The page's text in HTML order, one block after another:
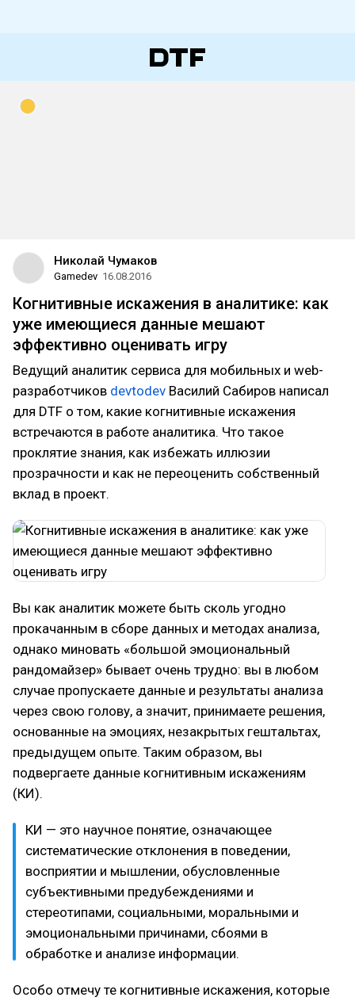
Николай Чумаков
Gamedev 16.08.2016
Когнитивные искажения в аналитике: как
уже имеющиеся данные мешают
эффективно оценивать игру
Ведущий аналитик сервиса для мобильных и web-
разработчиков devtodev Василий Сабиров написал
для DTF о том, какие когнитивные искажения
встречаются в работе аналитика. Что такое
проклятие знания, как избежать иллюзии
прозрачности и как не переоценить собственный
вклад в проект.
Вы как аналитик можете быть сколь угодно
прокачанным в сборе данных и методах анализа,
однако миновать «большой эмоциональный
рандомайзер» бывает очень трудно: вы в любом
случае пропускаете данные и результаты анализа
через свою голову, а значит, принимаете решения,
основанные на эмоциях, незакрытых гештальтах,
предыдущем опыте. Таким образом, вы
подвергаете данные когнитивным искажениям
(КИ).
КИ — это научное понятие, означающее
систематические отклонения в поведении,
восприятии и мышлении, обусловленные
субъективными предубеждениями и
стереотипами, социальными, моральными и
эмоциональными причинами, сбоями в
обработке и анализе информации.
Особо отмечу те когнитивные искажения, которые